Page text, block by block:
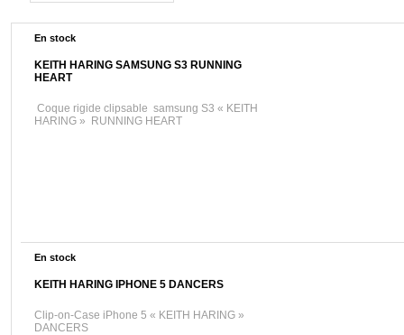
En stock
KEITH HARING SAMSUNG S3 RUNNING
HEART
Coque rigide clipsable samsung S3 « KEITH
HARING » RUNNING HEART
En stock
KEITH HARING IPHONE 5 DANCERS
Clip-on-Case iPhone 5 « KEITH HARING »
DANCERS